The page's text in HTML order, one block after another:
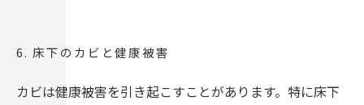
6. 床下のカビと健康被害
カビは健康被害を引き起こすことがあります。特に床下